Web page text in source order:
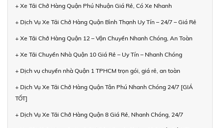
+ Xe Tải Chở Hàng Quận Phú Nhuận Giá Rẻ, Có Xe Nhanh
+ Dịch Vụ Xe Tải Chở Hàng Quận Bình Thạnh Uy Tín – 24/7 – Giá Rẻ
+ Xe Tải Chở Hàng Quận 12 – Vận Chuyển Nhanh Chóng, An Toàn
+ Xe Tải Chuyển Nhà Quận 10 Giá Rẻ – Uy Tín – Nhanh Chóng
+ Dịch vụ chuyển nhà Quận 1 TPHCM trọn gói, giá rẻ, an toàn
+ Dịch Vụ Xe Tải Chở Hàng Quận Tân Phú Nhanh Chóng 24/7 [GIÁ
TỐT]
+ Dịch Vụ Xe Tải Chở Hàng Quận 8 Giá Rẻ, Nhanh Chóng, 24/7